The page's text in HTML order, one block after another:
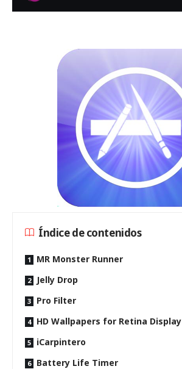
Índice de contenidos
MR Monster Runner
Jelly Drop
Pro Filter
HD Wallpapers for Retina Display
iCarpintero
Battery Life Timer